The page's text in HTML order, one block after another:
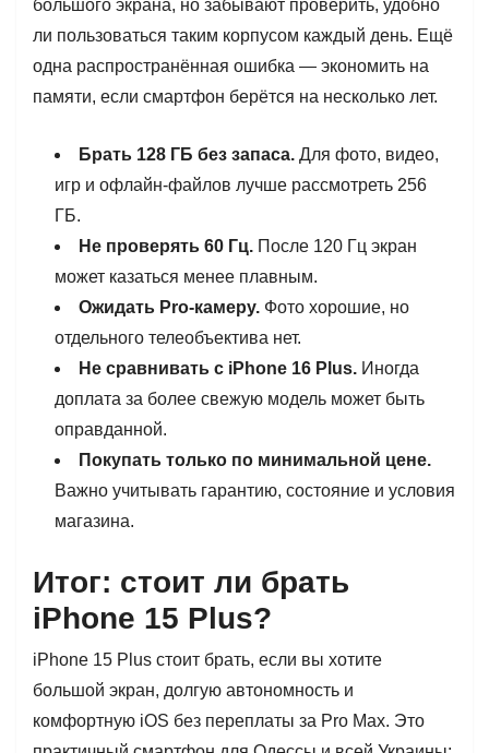
большого экрана, но забывают проверить, удобно
ли пользоваться таким корпусом каждый день. Ещё
одна распространённая ошибка — экономить на
памяти, если смартфон берётся на несколько лет.
Брать 128 ГБ без запаса. Для фото, видео,
игр и офлайн-файлов лучше рассмотреть 256
ГБ.
Не проверять 60 Гц. После 120 Гц экран
может казаться менее плавным.
Ожидать Pro-камеру. Фото хорошие, но
отдельного телеобъектива нет.
Не сравнивать с iPhone 16 Plus. Иногда
доплата за более свежую модель может быть
оправданной.
Покупать только по минимальной цене.
Важно учитывать гарантию, состояние и условия
магазина.
Итог: стоит ли брать
iPhone 15 Plus?
iPhone 15 Plus стоит брать, если вы хотите
большой экран, долгую автономность и
комфортную iOS без переплаты за Pro Max. Это